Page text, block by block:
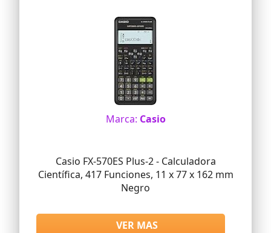
Marca: Casio
Casio FX-570ES Plus-2 - Calculadora
Científica, 417 Funciones, 11 x 77 x 162 mm
Negro
VER MAS